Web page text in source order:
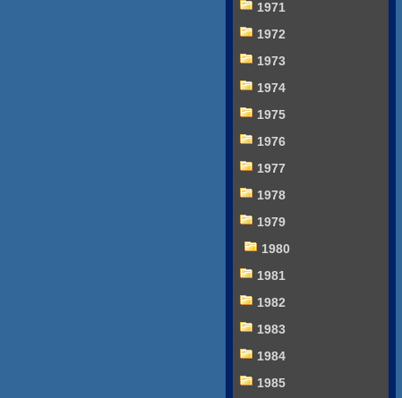
1971
1972
1973
1974
1975
1976
1977
1978
1979
1980
1981
1982
1983
1984
1985